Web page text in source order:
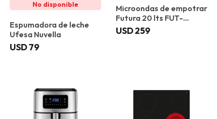
Espumadora de leche
Ufesa Nuvella
USD79
Microondas de empotrar
Futura 20 lts FUT-
MWE20BX
USD259